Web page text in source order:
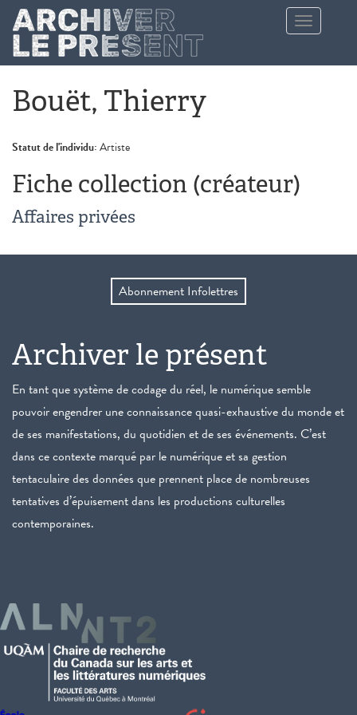
Aller au contenu principal
Toggle
navigation
Bouët, Thierry
Statut de l'individu:Artiste
Fiche collection (créateur)
Affaires privées
Abonnement Infolettres
Archiver le présent
En tant que système de codage du réel, le numérique semble
pouvoir engendrer une connaissance quasi-exhaustive du monde et
de ses manifestations, du quotidien et de ses événements. C’est
dans ce contexte marqué par le numérique et sa gestion
tentaculaire des données que prennent place de nombreuses
tentatives d’épuisement dans les productions culturelles
contemporaines.